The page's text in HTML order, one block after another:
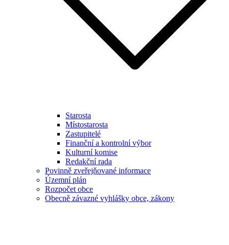
Starosta
Místostarosta
Zastupitelé
Finanční a kontrolní výbor
Kulturní komise
Redakční rada
Povinně zveřejňované informace
Územní plán
Rozpočet obce
Obecně závazné vyhlášky obce, zákony